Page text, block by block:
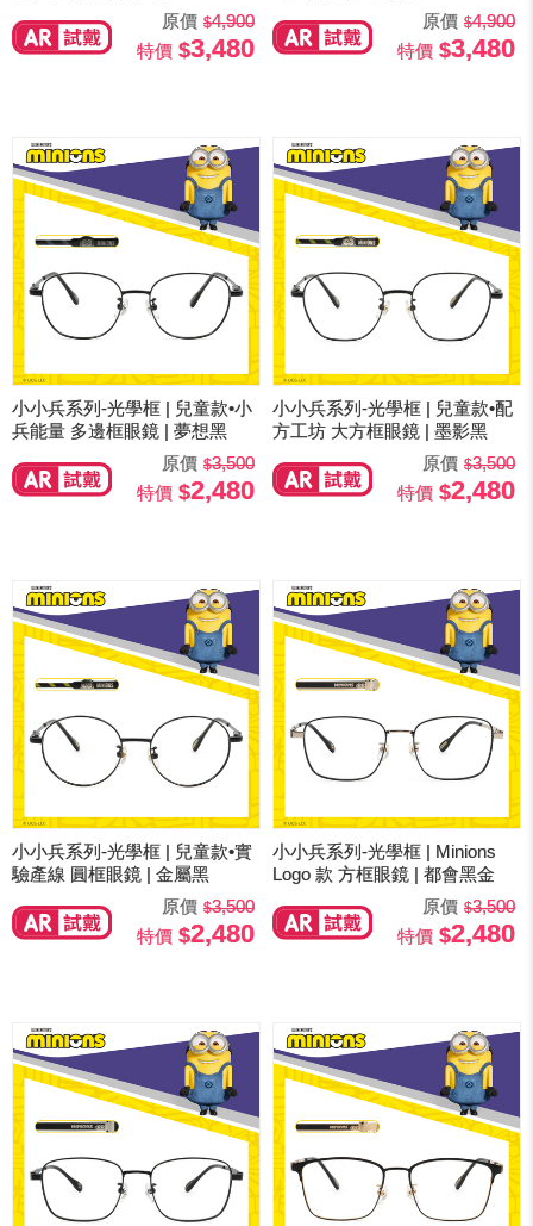
原價
4,900
特價
3,480
原價
4,900
特價
3,480
小小兵系列-光學框 | 兒童款•小
兵能量 多邊框眼鏡 | 夢想黑
原價
3,500
特價
2,480
小小兵系列-光學框 | 兒童款•配
方工坊 大方框眼鏡 | 墨影黑
原價
3,500
特價
2,480
小小兵系列-光學框 | 兒童款•實
驗產線 圓框眼鏡 | 金屬黑
原價
3,500
特價
2,480
小小兵系列-光學框 | Minions
Logo 款 方框眼鏡 | 都會黑金
原價
3,500
特價
2,480